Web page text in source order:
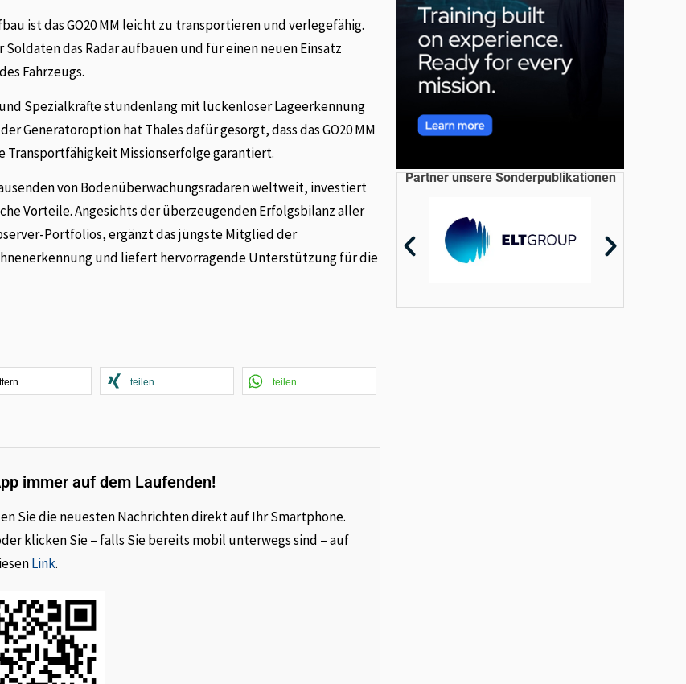
ist das GO20 MM leicht zu transportieren und verlegefähig.
das Radar aufbauen und für einen neuen Einsatz
Fahrzeugs.
Spezialkräfte stundenlang mit lückenloser Lageerkennung
Generatoroption hat Thales dafür gesorgt, dass das GO20 MM
Transportfähigkeit Missionserfolge garantiert.
von Bodenüberwachungsradaren weltweit, investiert
Vorteile. Angesichts der überzeugenden Erfolgsbilanz aller
Portfolios, ergänzt das jüngste Mitglied der
und liefert hervorragende Unterstützung für die
teilen teilen
immer auf dem Laufenden!
Sie die neuesten Nachrichten direkt auf Ihr Smartphone.
klicken Sie – falls Sie bereits mobil unterwegs sind – auf
Link.
Partner unsere Sonderpublikationen